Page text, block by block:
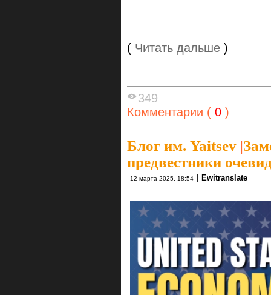
( Читать дальше )
349
Комментарии ( 0 )
Блог им. Yaitsev |
предвестники
12 марта 2025, 18:54 | Ewitranslate